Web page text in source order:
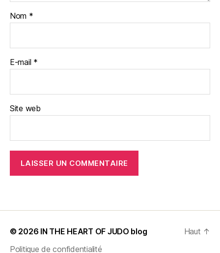
Nom *
E-mail *
Site web
© 2026 IN THE HEART OF JUDO blog
Politique de confidentialité
Haut ↑